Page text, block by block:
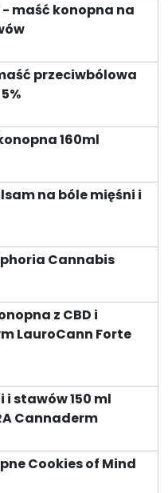
maść konopna na
zł
przeciwbólowa
160ml
na bóle mięśni i
od
zł
Cannabis
z CBD i
LauroCann Forte
i stawów 150 ml
Cannaderm
od
Cookies of Mind